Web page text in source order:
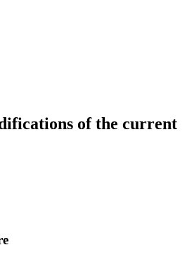
of the current